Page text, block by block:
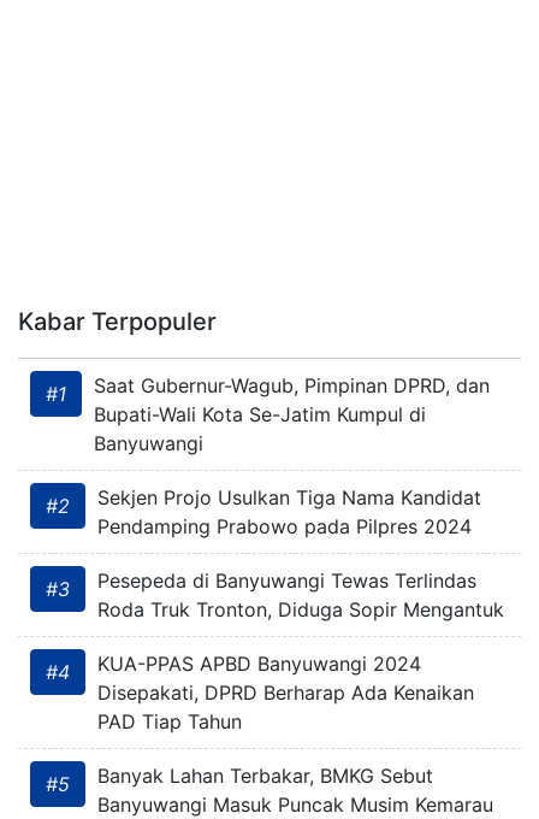
Kabar Terpopuler
#1
Saat Gubernur-Wagub, Pimpinan DPRD, dan
Bupati-Wali Kota Se-Jatim Kumpul di
Banyuwangi
#2
Sekjen Projo Usulkan Tiga Nama Kandidat
Pendamping Prabowo pada Pilpres 2024
#3
Pesepeda di Banyuwangi Tewas Terlindas
Roda Truk Tronton, Diduga Sopir Mengantuk
#4
KUA-PPAS APBD Banyuwangi 2024
Disepakati, DPRD Berharap Ada Kenaikan
PAD Tiap Tahun
#5
Banyak Lahan Terbakar, BMKG Sebut
Banyuwangi Masuk Puncak Musim Kemarau